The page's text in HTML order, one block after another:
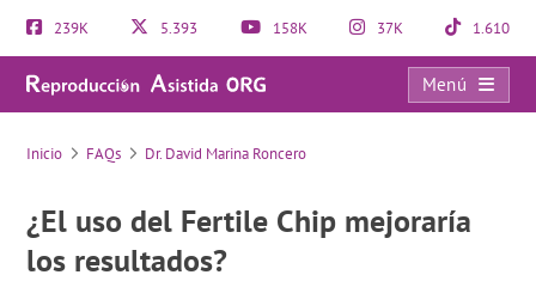
239K 5.393 158K 37K 1.610
Menú
FAQs
Inicio FAQs Dr. David Marina Roncero
¿El uso del Fertile Chip mejoraría
los resultados?